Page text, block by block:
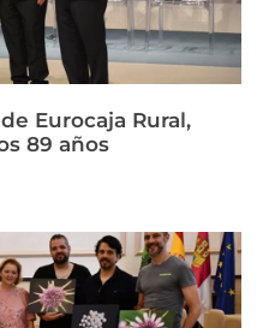
Eurocaja Rural,
89 años